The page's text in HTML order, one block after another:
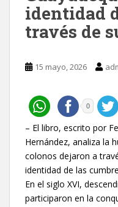
identidad
través de
15 mayo, 2026
0
– El libro, escrito por
Hernández, analiza la
colonos dejaron a
identidad de las
En el siglo XVI,
participaron en la